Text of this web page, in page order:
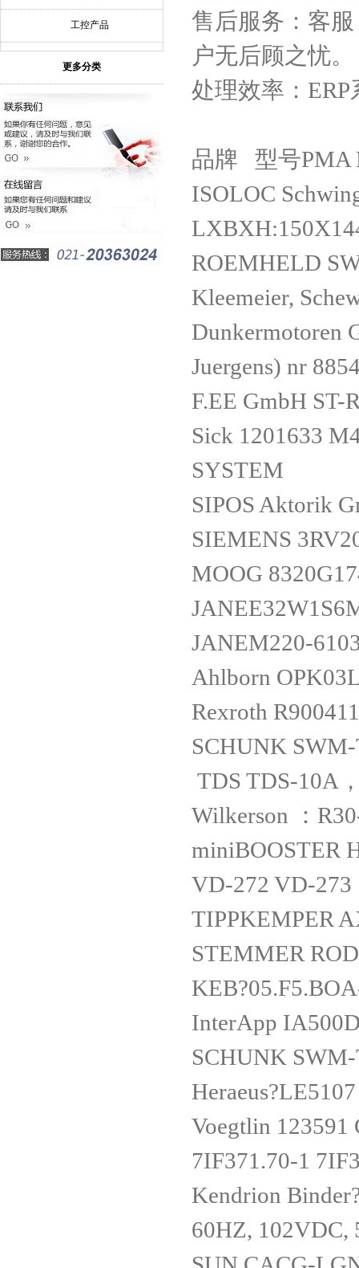
工控产品
更多分类
售后服务：客
户无后顾之忧。
处理效率：
品牌 型号PMA
ISOLOC
ROEMHELD
Kleemeier,
Dunkermotoren
Juergens) nr
F.EE GmbH
Sick 1201633
SYSTEM
SIPOS Aktorik
SIEMENS
MOOG
JANEM220-
Ahlborn
Rexroth
SCHUNK
TDS TDS-10A
Wilkerson ：
miniBOOSTER
VD-272 VD-273
TIPPKEMPER
STEMMER
InterApp
SCHUNK
Voegtlin
7IF371.70-1
Kendrion
60HZ,